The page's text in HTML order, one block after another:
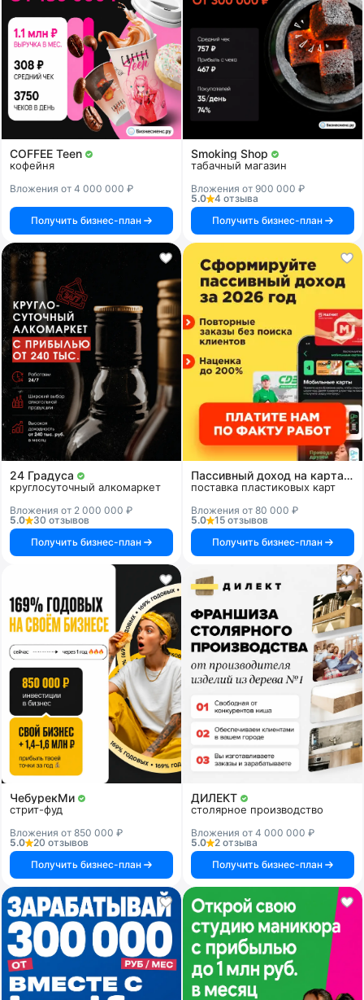
COFFEE Teen
кофейня
Вложения от 4 000 000 ₽
Получить бизнес-план
Smoking Shop
табачный магазин
Вложения от 900 000 ₽
5.0
4 отзыва
Получить бизнес-план
24 Градуса
круглосуточный алкомаркет
Вложения от 2 000 000 ₽
5.0
30 отзывов
Получить бизнес-план
Пассивный доход на картах и системах
поставка пластиковых карт
Вложения от 80 000 ₽
5.0
15 отзывов
Получить бизнес-план
ЧебурекМи
стрит-фуд
Вложения от 850 000 ₽
5.0
20 отзывов
Получить бизнес-план
ДИЛЕКТ
столярное производство
Вложения от 4 000 000 ₽
5.0
2 отзыва
Получить бизнес-план